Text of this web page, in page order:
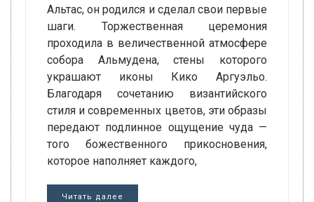
Альтас, он родился и сделал свои первые
шаги. Торжественная церемония
проходила в величественной атмосфере
собора Альмудена, стены которого
украшают иконы Кико Аргуэльо.
Благодаря сочетанию византийского
стиля и современных цветов, эти образы
передают подлинное ощущение чуда —
того божественного прикосновения,
которое наполняет каждого,
Читать далее